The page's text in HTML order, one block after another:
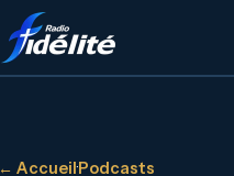
← Accueil·Podcasts